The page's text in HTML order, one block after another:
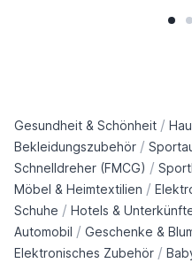
Gesundheit & Schönheit /
Bekleidungszubehör /
Schnelldreher (FMCG) /
Möbel & Heimtextilien /
Schuhe / Hotels &
Automobil / Geschenke &
Elektronisches Zubehör /